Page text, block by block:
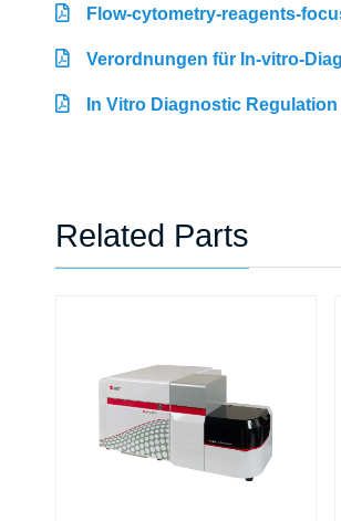
Flow-cytometry-reagents-
Verordnungen für In-vitro-
In Vitro Diagnostic
Related Parts